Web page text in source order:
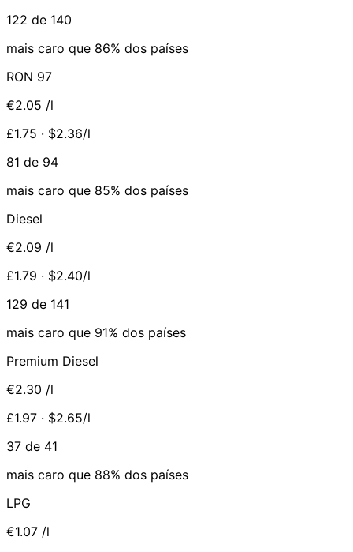
122 de 140
mais caro que 86% dos países
RON 97
€2.05 /l
£1.75 · $2.36/l
81 de 94
mais caro que 85% dos países
Diesel
€2.09 /l
£1.79 · $2.40/l
129 de 141
mais caro que 91% dos países
Premium Diesel
€2.30 /l
£1.97 · $2.65/l
37 de 41
mais caro que 88% dos países
LPG
€1.07 /l